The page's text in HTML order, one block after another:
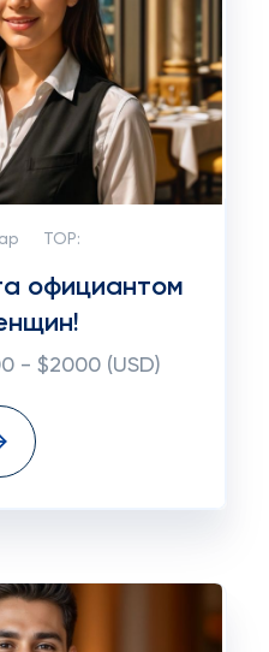
TOP:
официантом
- $2000 (USD)